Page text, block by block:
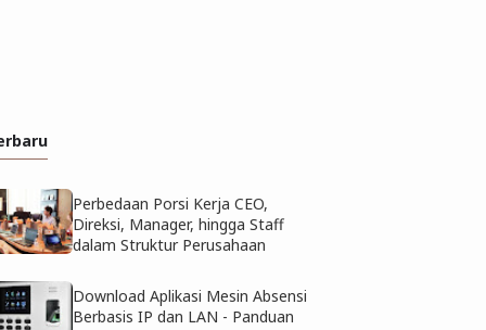
Perbedaan Porsi Kerja CEO,
Direksi, Manager, hingga Staff
dalam Struktur Perusahaan
Download Aplikasi Mesin Absensi
Berbasis IP dan LAN - Panduan